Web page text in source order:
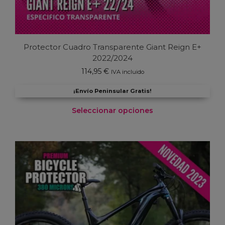
Protector Cuadro Transparente Giant Reign E+
2022/2024
114,95 € IVA incluido
¡Envío Peninsular Gratis!
Seleccionar opciones
Las
opciones
pueden
elegir
en